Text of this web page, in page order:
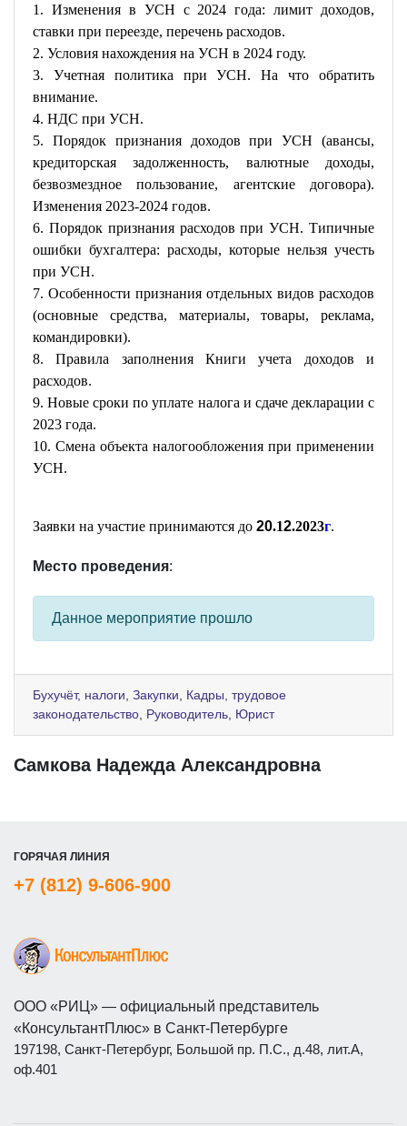
1. Изменения в УСН с 2024 года: лимит доходов,
ставки при переезде, перечень расходов.
2. Условия нахождения на УСН в 2024 году.
3. Учетная политика при УСН. На что обратить
внимание.
4. НДС при УСН.
5. Порядок признания доходов при УСН (авансы,
кредиторская задолженность, валютные доходы,
безвозмездное пользование, агентские договора).
Изменения 2023-2024 годов.
6. Порядок признания расходов при УСН. Типичные
ошибки бухгалтера: расходы, которые нельзя учесть
при УСН.
7. Особенности признания отдельных видов расходов
(основные средства, материалы, товары, реклама,
командировки).
8. Правила заполнения Книги учета доходов и
расходов.
9. Новые сроки по уплате налога и сдаче декларации с
2023 года.
10. Смена объекта налогообложения при применении
УСН.
Заявки на участие принимаются до 20.12.2023г.
Место проведения:
Данное мероприятие прошло
Бухучёт, налоги Закупки
Кадры, трудовое
законодательство Руководитель Юрист
Самкова Надежда Александровна
ГОРЯЧАЯ ЛИНИЯ
+7 (812) 9-606-900
ООО «РИЦ» — официальный представитель
«КонсультантПлюс» в Санкт-Петербурге
197198, Санкт-Петербург, Большой пр. П.С., д.48, лит.А,
оф.401